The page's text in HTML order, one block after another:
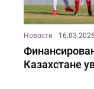
Новости
Казахстане